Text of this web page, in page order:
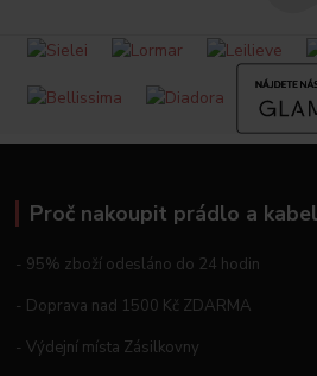
Proč nakoupit prádlo a
- 95% zboží odesláno do 24 hodin
- Doprava nad 1500 Kč ZDARMA
- Výdejní místa Zásilkovny